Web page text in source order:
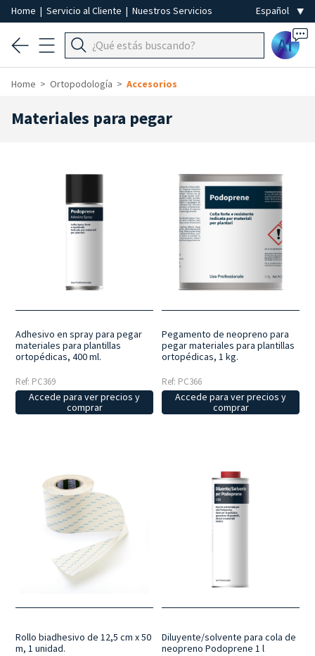
Home | Servicio al Cliente | Nuestros Servicios
Ai
Home Ortopodología Accesorios
Materiales para pegar
Adhesivo en spray para pegar
materiales para plantillas
ortopédicas, 400 ml.
Ref: PC369
Accede para ver precios y
comprar
Pegamento de neopreno para
pegar materiales para plantillas
ortopédicas, 1 kg.
Ref: PC366
Accede para ver precios y
comprar
Rollo biadhesivo de 12,5 cm x 50
m, 1 unidad.
Diluyente/solvente para cola de
neopreno Podoprene 1 l